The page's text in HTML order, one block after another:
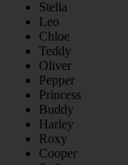
Stella
Leo
Chloe
Teddy
Oliver
Pepper
Princess
Buddy
Harley
Roxy
Cooper